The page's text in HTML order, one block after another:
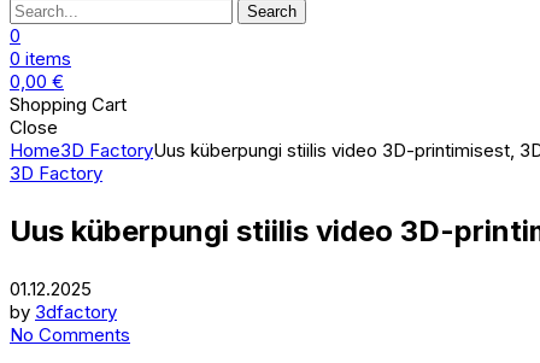
Search
0
0 items
0,00 €
Shopping Cart
Close
Home3D FactoryUus küberpungi stiilis video 3D-printimisest,
3D Factory
Uus küberpungi stiilis video 3D-
01.12.2025
by 3dfactory
No Comments